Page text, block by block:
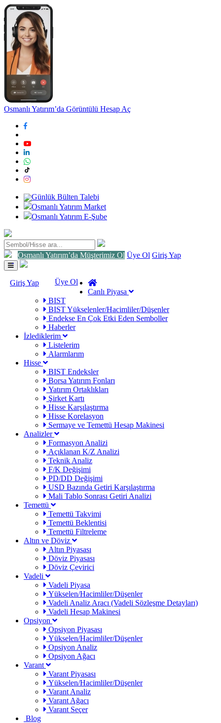
Osmanlı Yatırım’da Görüntülü Hesap Aç
Günlük Bülten Talebi
Osmanlı Yatırım Market
Osmanlı Yatırım E-Şube
Osmanlı Yatırım’da Müşterimiz Ol Üye Ol Giriş Yap
Toggle
navigation
Giriş Yap
Üye Ol
Canlı Piyasa
BIST
BIST Yükselenler/Hacimliler/Düşenler
Endekse En Çok Etki Eden Semboller
Haberler
İzlediklerim
Listelerim
Alarmlarım
Hisse
BIST Endeksler
Borsa Yatırım Fonları
Yatırım Ortaklıkları
Şirket Kartı
Hisse Karşılaştırma
Hisse Korelasyon
Sermaye ve Temettü Hesap Makinesi
Analizler
Formasyon Analizi
Açıklanan K/Z Analizi
Teknik Analiz
F/K Değişimi
PD/DD Değişimi
USD Bazında Getiri Karşılaştırma
Mali Tablo Sonrası Getiri Analizi
Temettü
Temettü Takvimi
Temettü Beklentisi
Temettü Filtreleme
Altın ve Döviz
Altın Piyasası
Döviz Piyasası
Döviz Çevirici
Vadeli
Vadeli Piyasa
Yükselen/Hacimliler/Düşenler
Vadeli Analiz Aracı (Vadeli Sözleşme Detayları)
Vadeli Hesap Makinesi
Opsiyon
Opsiyon Piyasası
Yükselen/Hacimliler/Düşenler
Opsiyon Analiz
Opsiyon Ağacı
Varant
Varant Piyasası
Yükselen/Hacimliler/Düşenler
Varant Analiz
Varant Ağacı
Varant Seçer
Blog